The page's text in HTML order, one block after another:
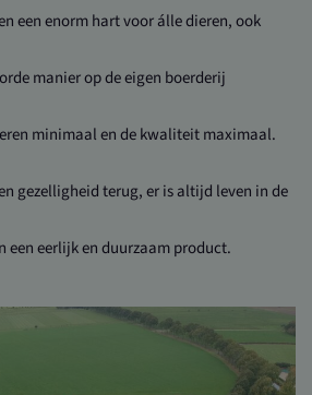
een enorm hart voor álle dieren, ook
manier op de eigen boerderij
minimaal en de kwaliteit maximaal.
gezelligheid terug, er is altijd leven in de
een eerlijk en duurzaam product.